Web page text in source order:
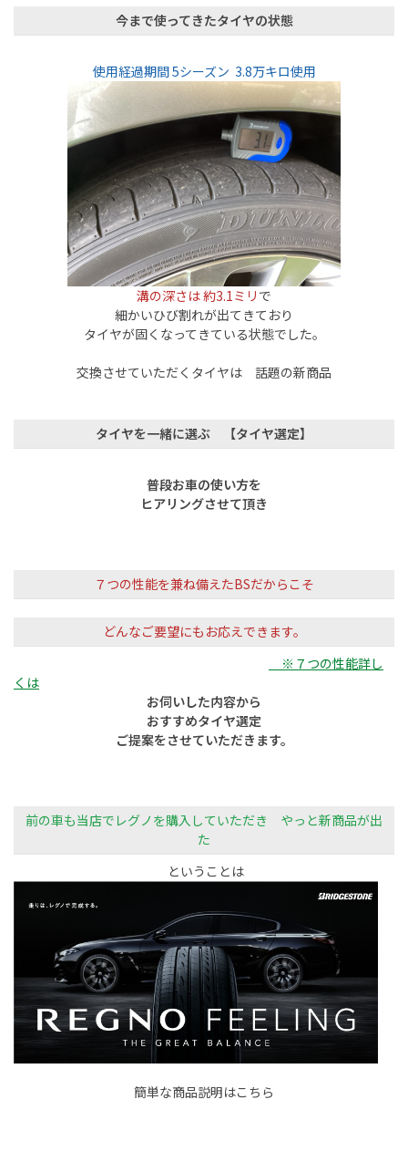
今まで使ってきたタイヤの状態
使用経過期間5シーズン 3.8万キロ使用
溝の深さは 約3.1ミリ で
細かいひび割れが出てきており
タイヤが固くなってきている状態でした。
交換させていただくタイヤは 話題の新商品
タイヤを一緒に選ぶ 【タイヤ選定】
普段お車の使い方を
ヒアリングさせて頂き
７つの性能を兼ね備えたBSだからこそ
どんなご要望にもお応えできます。
※７つの性能詳し
くは
お伺いした内容から
おすすめタイヤ選定
ご提案をさせていただきます。
前の車も当店でレグノを購入していただき やっと新商品が出
た
ということは
簡単な商品説明はこちら